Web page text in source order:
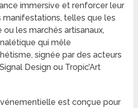
immersive et renforcer leur
manifestations, telles que les
les marchés artisanaux,
qui mêle
signée par des acteurs
Design ou Tropic’Art
est conçue pour